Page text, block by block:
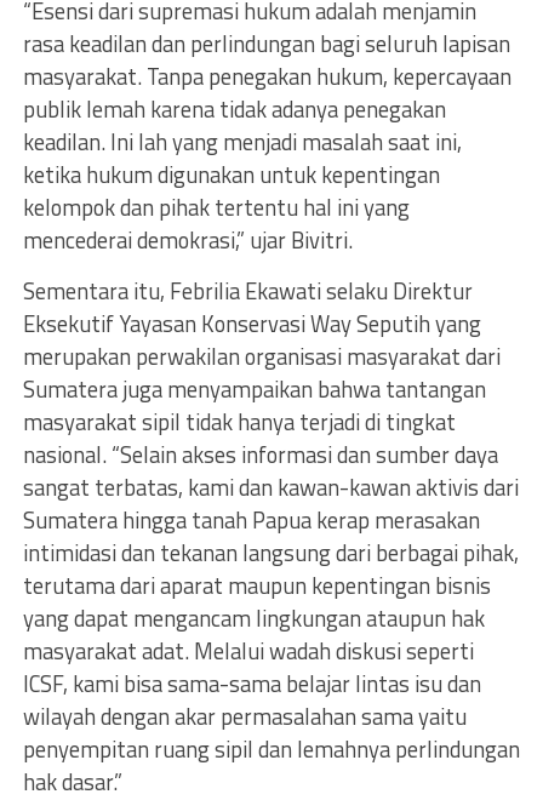
“Esensi dari supremasi hukum adalah menjamin
rasa keadilan dan perlindungan bagi seluruh lapisan
masyarakat. Tanpa penegakan hukum, kepercayaan
publik lemah karena tidak adanya penegakan
keadilan. Ini lah yang menjadi masalah saat ini,
ketika hukum digunakan untuk kepentingan
kelompok dan pihak tertentu hal ini yang
mencederai demokrasi,” ujar Bivitri.
Sementara itu, Febrilia Ekawati selaku Direktur
Eksekutif Yayasan Konservasi Way Seputih yang
merupakan perwakilan organisasi masyarakat dari
Sumatera juga menyampaikan bahwa tantangan
masyarakat sipil tidak hanya terjadi di tingkat
nasional. “Selain akses informasi dan sumber daya
sangat terbatas, kami dan kawan-kawan aktivis dari
Sumatera hingga tanah Papua kerap merasakan
intimidasi dan tekanan langsung dari berbagai pihak,
terutama dari aparat maupun kepentingan bisnis
yang dapat mengancam lingkungan ataupun hak
masyarakat adat. Melalui wadah diskusi seperti
ICSF, kami bisa sama-sama belajar lintas isu dan
wilayah dengan akar permasalahan sama yaitu
penyempitan ruang sipil dan lemahnya perlindungan
hak dasar.”